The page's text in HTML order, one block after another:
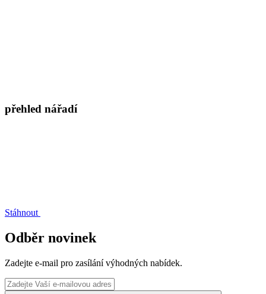
přehled nářadí
Stáhnout
Odběr novinek
Zadejte e-mail pro zasílání výhodných nabídek.